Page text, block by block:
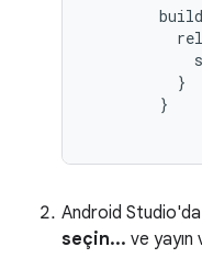
          }
        }
Android Studio'da
seçin... ve yayın